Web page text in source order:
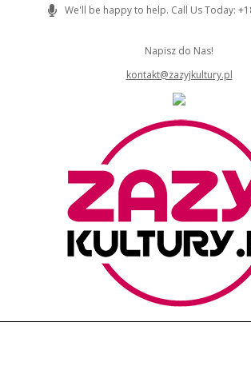
We'll be happy to help. Call Us Today:
Napisz do Nas!
kontakt@zazyjkultury.pl